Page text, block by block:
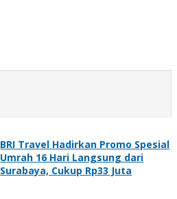
BRI Travel Hadirkan Promo Spesial
Umrah 16 Hari Langsung dari
Surabaya, Cukup Rp33 Juta